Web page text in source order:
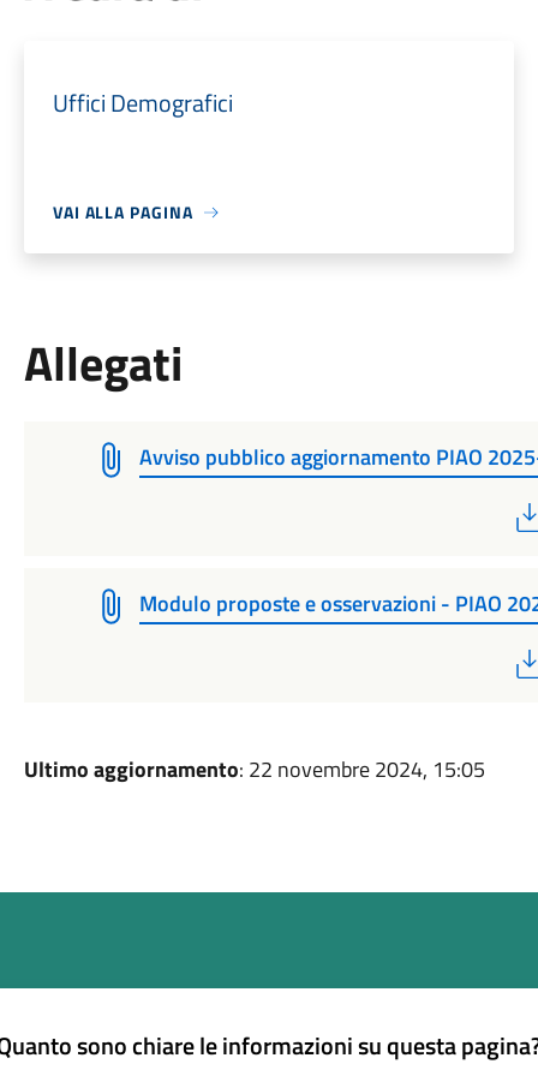
Uffici Demografici
VAI ALLA PAGINA
Allegati
Avviso pubblico aggiornamento PIAO
Modulo proposte e osservazioni - PIAO
Ultimo aggiornamento: 22 novembre 2024, 15:05
sono chiare le informazioni su questa